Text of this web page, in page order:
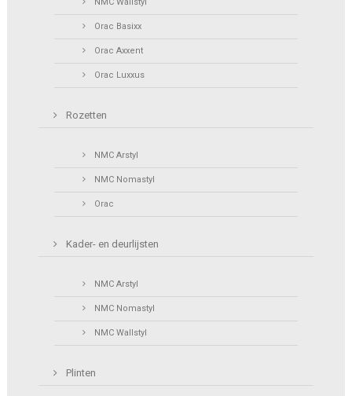
Orac Basixx
Orac Axxent
Orac Luxxus
Rozetten
NMC Arstyl
NMC Nomastyl
Orac
Kader- en deurlijsten
NMC Arstyl
NMC Nomastyl
NMC Wallstyl
Plinten